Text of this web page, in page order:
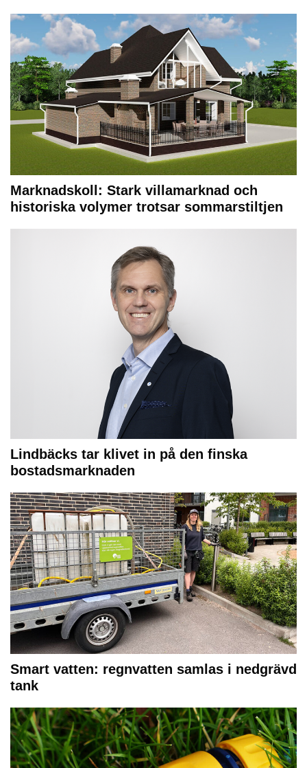
Marknadskoll: Stark villamarknad och
historiska volymer trotsar sommarstiltjen
Lindbäcks tar klivet in på den finska
bostadsmarknaden
Smart vatten: regnvatten samlas i nedgrävd
tank